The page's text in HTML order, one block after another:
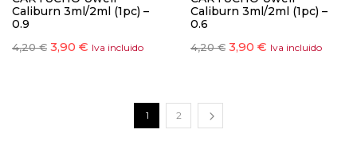
Caliburn 3ml/2ml (1pc) –
0.9
4,20€ 3,90 € Iva incluido
Caliburn 3ml/2ml (1pc) –
0.6
4,20€ 3,90 € Iva incluido
1 2